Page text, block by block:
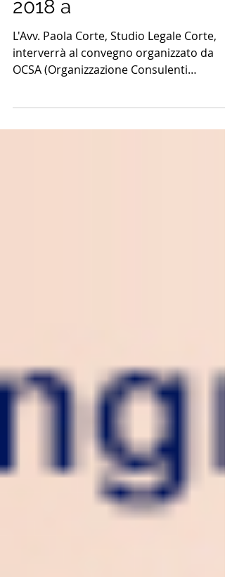
etichettatura dei prodotti
alimentari. 13 dicembre
2018 a
OCSA (Organizzazione Consulenti